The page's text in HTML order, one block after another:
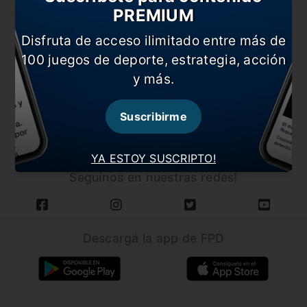
CARGAR MÁS NOTICIAS
Seguínos en nuestras redes!
YA ESTOY SUSCRIPTO!
PREMIUM
Disfruta de acceso ilimitado entre más de
100 juegos de deporte, estrategia, acción
y más.
Suscribirme